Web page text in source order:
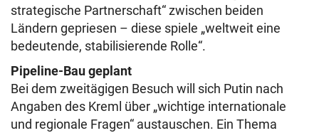
strategische Partnerschaft“ zwischen beiden
Ländern gepriesen – diese spiele „weltweit eine
bedeutende, stabilisierende Rolle“.
Pipeline-Bau geplant
Bei dem zweitägigen Besuch will sich Putin nach
Angaben des Kreml über „wichtige internationale
und regionale Fragen“ austauschen. Ein Thema